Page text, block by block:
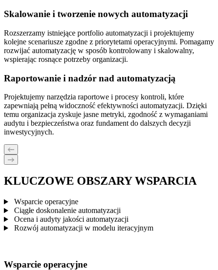
Skalowanie i tworzenie nowych automatyzacji
Rozszerzamy istniejące portfolio automatyzacji i projektujemy
kolejne scenariusze zgodne z priorytetami operacyjnymi. Pomagamy
rozwijać automatyzację w sposób kontrolowany i skalowalny,
wspierając rosnące potrzeby organizacji.
Raportowanie i nadzór nad automatyzacją
Projektujemy narzędzia raportowe i procesy kontroli, które
zapewniają pełną widoczność efektywności automatyzacji. Dzięki
temu organizacja zyskuje jasne metryki, zgodność z wymaganiami
audytu i bezpieczeństwa oraz fundament do dalszych decyzji
inwestycyjnych.
KLUCZOWE OBSZARY WSPARCIA
Wsparcie operacyjne
Ciągłe doskonalenie automatyzacji
Ocena i audyty jakości automatyzacji
Rozwój automatyzacji w modelu iteracyjnym
Wsparcie operacyjne